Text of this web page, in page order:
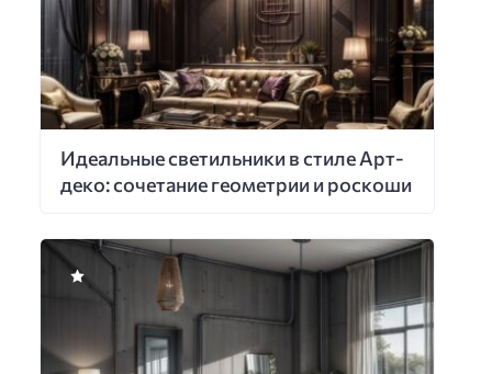
Идеальные светильники в стиле Арт-
деко: сочетание геометрии и роскоши